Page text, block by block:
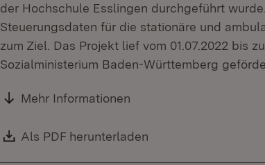
der Hochschule Esslingen durchgeführt
Steuerungsdaten für die stationäre und
zum Ziel. Das Projekt lief vom 01.07.2022 bis
Sozialministerium Baden-Württemberg
Mehr Informationen
Download:
Als PDF herunterladen